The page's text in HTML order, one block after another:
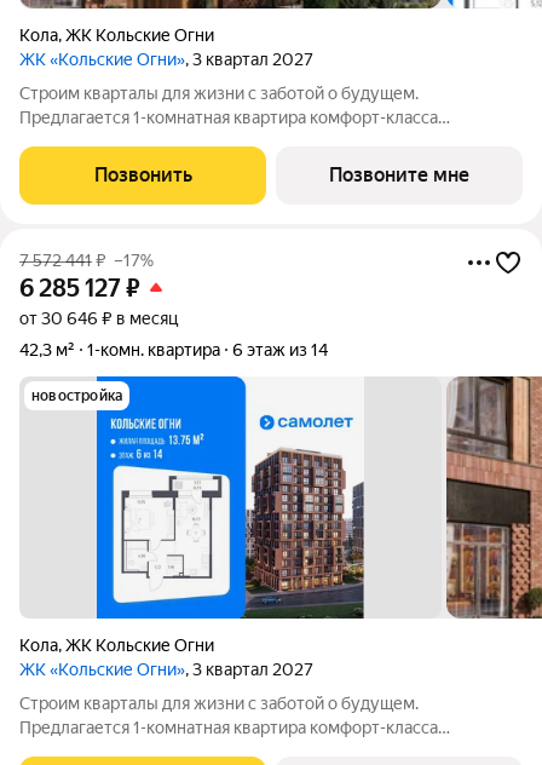
Кола,ЖК Кольские Огни
ЖК «Кольские Огни», 3 квартал 2027
Строим кварталы для жизни с заботой о будущем.
Предлагается 1-комнатная квартира комфорт-класса
8-м этаже, в жилом комплексе "Кольские Огни". Квартиры
сдаются без отделки, а значит, вы легко
Позвонить Позвоните мне
7 572 441₽ –17%
6 285 127₽
от 30 646 ₽ в месяц
42,3 м²
1-комн. квартира 6 этаж из 14
новостройка
Кола,ЖК Кольские Огни
ЖК «Кольские Огни», 3 квартал 2027
Строим кварталы для жизни с заботой о будущем.
Предлагается 1-комнатная квартира комфорт-класса